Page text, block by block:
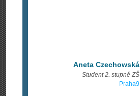
Aneta Czechowská
Student 2. stupně ZŠ
Praha9